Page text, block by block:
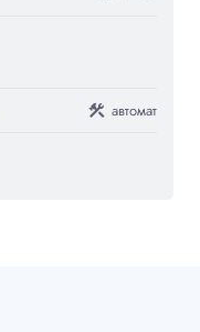
construction автомат